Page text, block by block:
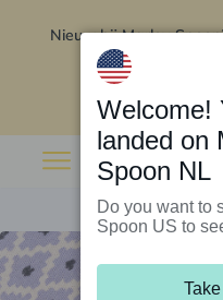
Nieuw bij Marley
Welcome!
landed on
Spoon NL
Do you want to
Spoon US to